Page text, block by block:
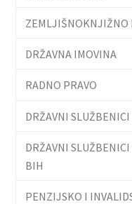
ZEMLJIŠNOKNJIŽNO
DRŽAVNA IMOVINA
RADNO PRAVO
DRŽAVNI
DRŽAVNI
BIH
PENZIJSKO I